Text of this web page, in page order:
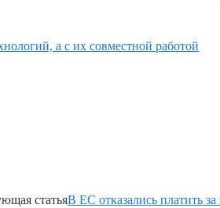
а с их совместной работой
статьяВ ЕС отказались платить за